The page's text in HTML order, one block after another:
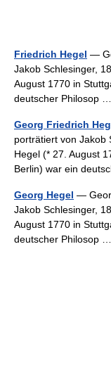
Friedrich Hegel —
Jakob Schlesinger,
August 1770 in
deutscher Philosop
Georg Friedrich
porträtiert von Jakob
Hegel (* 27. August
Berlin) war ein
Georg Hegel —
Jakob Schlesinger,
August 1770 in
deutscher Philosop